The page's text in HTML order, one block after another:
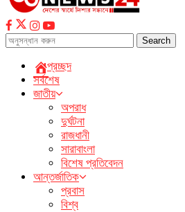
Search
প্রচ্ছদ
সর্বশেষ
জাতীয়
অপরাধ
দুর্ঘটনা
রাজধানী
সারাবাংলা
বিশেষ প্রতিবেদন
আন্তর্জাতিক
প্রবাস
বিশ্ব